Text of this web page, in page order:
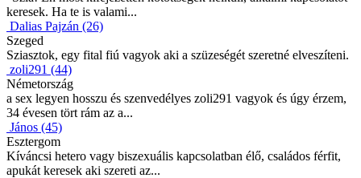
keresek. Ha te is valami...
Dalias Pajzán (26)
Szeged
Sziasztok, egy fital fiú vagyok aki a szüzeségét szeretné elveszíteni.
zoli291 (44)
Németország
a sex legyen hosszu és szenvedélyes zoli291 vagyok és úgy érzem,
34 évesen tört rám az a...
János (45)
Esztergom
Kíváncsi hetero vagy biszexuális kapcsolatban élő, családos férfit,
apukát keresek aki szereti az...